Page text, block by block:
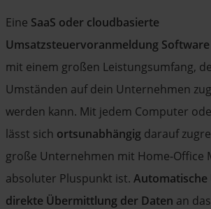
Eine SaaS oder cloudbasierte
Umsatzsteuervoranmeldung Software
mit einem großen Leistungsumfang,
Umständen auf dein Unternehmen
werden kann. Mit jedem Computer
lässt sich ortsunabhängig darauf
große Unternehmen mit Home-Office
absoluter Pluspunkt ist. Automatische
direkte Übermittlung der Daten an